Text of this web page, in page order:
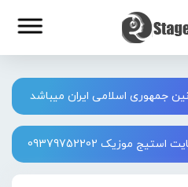
جمهوری اسلامی ایران میباشد
موزیک 09379752202